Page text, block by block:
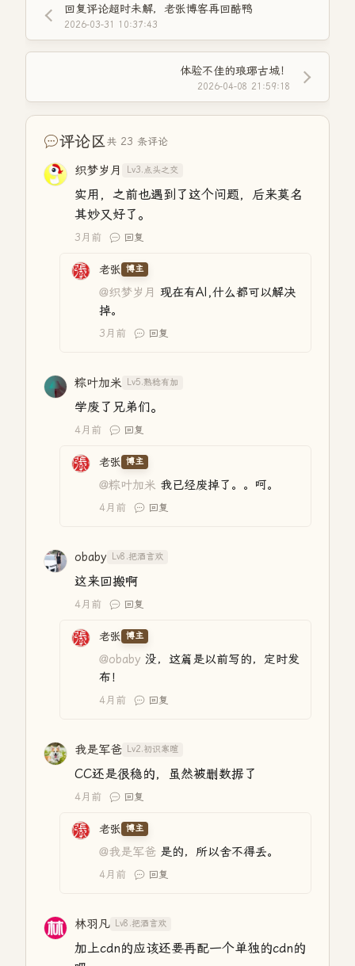
回复评论超时未解，老张博客再回酷鸭
2026-03-31 10:37:43
体验不佳的琅琊古城！
2026-04-08 21:59:18
评论区共 23 条评论
织梦岁月 Lv3.点头之交
实用，之前也遇到了这个问题，后来莫名
其妙又好了。
3月前 回复
老张 博主
@织梦岁月 现在有AI,什么都可以解决
掉。
3月前 回复
粽叶加米 Lv5.熟稔有加
学废了兄弟们。
4月前 回复
老张 博主
@粽叶加米 我已经废掉了。。呵。
4月前 回复
obaby Lv8.把酒言欢
这来回搬啊
4月前 回复
老张 博主
@obaby 没，这篇是以前写的，定时发
布！
4月前 回复
我是军爸 Lv2.初识寒暄
CC还是很稳的，虽然被删数据了
4月前 回复
老张 博主
@我是军爸 是的，所以舍不得丢。
4月前 回复
林羽凡 Lv8.把酒言欢
加上cdn的应该还要再配一个单独的cdn的